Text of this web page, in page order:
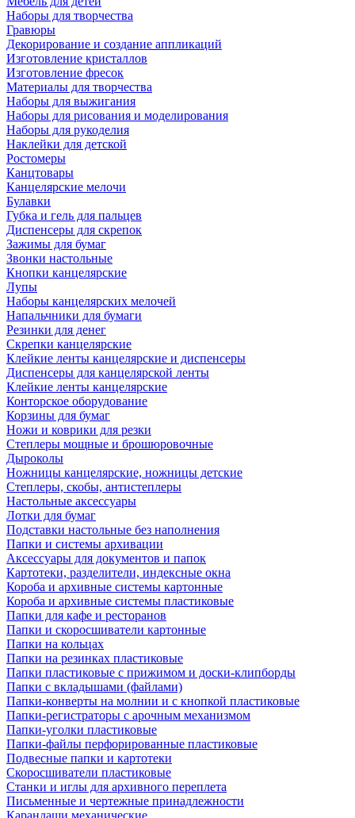
Наборы для творчества
Гравюры
Декорирование и создание аппликаций
Изготовление кристаллов
Изготовление фресок
Материалы для творчества
Наборы для выжигания
Наборы для рисования и моделирования
Наборы для рукоделия
Наклейки для детской
Ростомеры
Канцтовары
Канцелярские мелочи
Булавки
Губка и гель для пальцев
Диспенсеры для скрепок
Зажимы для бумаг
Звонки настольные
Кнопки канцелярские
Лупы
Наборы канцелярских мелочей
Напальчники для бумаги
Резинки для денег
Скрепки канцелярские
Клейкие ленты канцелярские и диспенсеры
Диспенсеры для канцелярской ленты
Клейкие ленты канцелярские
Конторское оборудование
Корзины для бумаг
Ножи и коврики для резки
Степлеры мощные и брошюровочные
Дыроколы
Ножницы канцелярские, ножницы детские
Степлеры, скобы, антистеплеры
Настольные аксессуары
Лотки для бумаг
Подставки настольные без наполнения
Папки и системы архивации
Аксессуары для документов и папок
Картотеки, разделители, индексные окна
Короба и архивные системы картонные
Короба и архивные системы пластиковые
Папки для кафе и ресторанов
Папки и скоросшиватели картонные
Папки на кольцах
Папки на резинках пластиковые
Папки пластиковые с прижимом и доски-клипборды
Папки с вкладышами (файлами)
Папки-конверты на молнии и с кнопкой пластиковые
Папки-регистраторы с арочным механизмом
Папки-уголки пластиковые
Папки-файлы перфорированные пластиковые
Подвесные папки и картотеки
Скоросшиватели пластиковые
Станки и иглы для архивного переплета
Письменные и чертежные принадлежности
Карандаши механические